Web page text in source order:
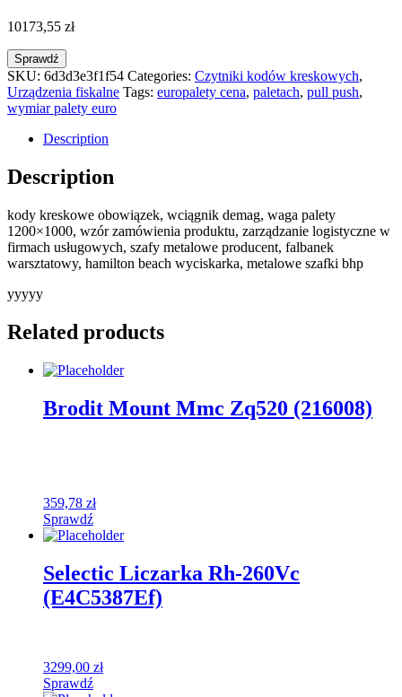
10173,55 zł
Sprawdź
SKU: 6d3d3e3f1f54 Categories: Czytniki kodów kreskowych,
Urządzenia fiskalne Tags: europalety cena, paletach, pull push,
wymiar palety euro
Description
Description
kody kreskowe obowiązek, wciągnik demag, waga palety
1200×1000, wzór zamówienia produktu, zarządzanie logistyczne w
firmach usługowych, szafy metalowe producent, falbanek
warsztatowy, hamilton beach wyciskarka, metalowe szafki bhp
yyyyy
Related products
Brodit Mount Mmc Zq520 (216008)
359,78 zł
Sprawdź
Selectic Liczarka Rh-260Vc
(E4C5387Ef)
3299,00 zł
Sprawdź